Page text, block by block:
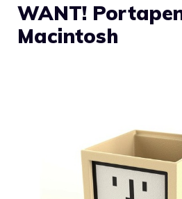
WANT!
Macintosh